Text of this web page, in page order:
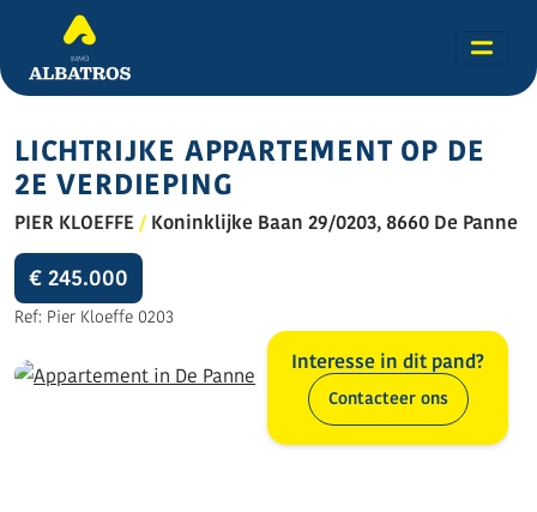
LICHTRIJKE APPARTEMENT OP DE
2E VERDIEPING
PIER KLOEFFE / Koninklijke Baan 29/0203, 8660 De Panne
€ 245.000
Ref: Pier Kloeffe 0203
Alle foto's (14)
Interesse in dit pand?
Contacteer ons